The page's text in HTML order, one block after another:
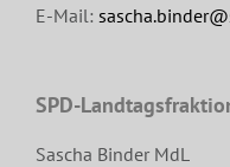
E-Mail:
SPD-
Sascha Binder MdL